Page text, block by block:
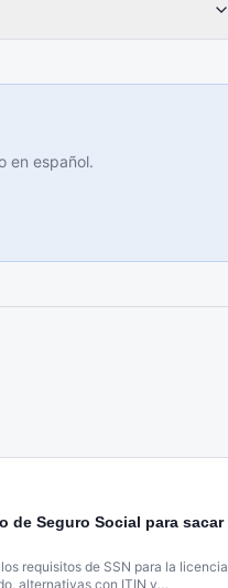
en español.
de Seguro Social para sacar
requisitos de SSN para la licencia
alternativas con ITIN y